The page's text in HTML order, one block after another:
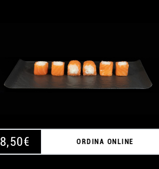
8,50€ ORDINA ONLINE